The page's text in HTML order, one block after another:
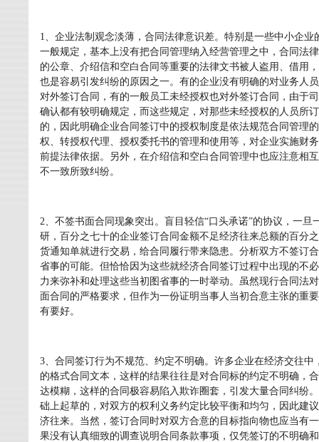
1、企业法制观念淡薄，合同法律意识差。特别是一些中小企
一般规定，基本上没有把合同管理纳入经营管理之中，合同法
的公章、介绍信和空白合同等重要的法律文书被人盗用、借用
也是容易引发纠纷的原因之一。有的企业没有明确的对业务人
对外签订合同，有的一般员工未经授权也对外签订合同，由于
确认都有较明确规定，而这些规定，对那些未经授权的人员所
的，因此明确企业合同签订中的授权制度是依法规范合同管理
权、转授权代理、授权委托书的管理和使用等，对企业实施财
前提法律依据。另外，在介绍信和空白合同管理中也应注意相
不一致所致纠纷。
2、不签书面合同现象突出。盲目轻信“口头承诺”的协议，一
研，百分之七十的企业签订合同金额不足经济往来总额的百分
货通知单就进行交易，给合同履行带来隐患。分析双方不签订
省事的可能。但恰恰因为这些就经济合同签订过程中出现的不
力来弥补和处理这些当初图省事的一时举动。虽然现行合同法
面合同的严格要求，但作为一份证明当事人当初合意主张的重
有要好。
3、合同签订行为不规范、约定不明确。许多企业在经济交往
的格式合同文本，这样的结果往往是对合同标的约定不明确，
达模糊，这样的合同极容易陷入欺诈圈套，引发大量合同纠纷
础上起草的，对双方的权利义务约定比较平衡和均匀，因此建
济往来。当然，签订合同时对双方合意的目标指向物也应当有
果没有认真细致的调查说明合同条款事项，仅凭签订的不明确